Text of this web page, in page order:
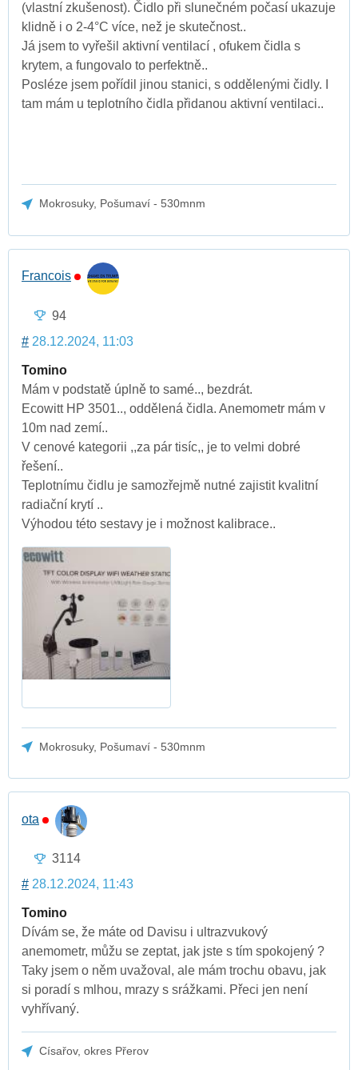
(vlastní zkušenost). Čidlo při slunečném počasí ukazuje
klidně i o 2-4°C více, než je skutečnost..
Já jsem to vyřešil aktivní ventilací , ofukem čidla s
krytem, a fungovalo to perfektně..
Posléze jsem pořídil jinou stanici, s oddělenými čidly. I
tam mám u teplotního čidla přidanou aktivní ventilaci..
Mokrosuky, Pošumaví - 530mnm
Francois
94
# 28.12.2024, 11:03
Tomino
Mám v podstatě úplně to samé.., bezdrát.
Ecowitt HP 3501.., oddělená čidla. Anemometr mám v
10m nad zemí..
V cenové kategorii ,,za pár tisíc,, je to velmi dobré
řešení..
Teplotnímu čidlu je samozřejmě nutné zajistit kvalitní
radiační krytí ..
Výhodou této sestavy je i možnost kalibrace..
Mokrosuky, Pošumaví - 530mnm
ota
3114
# 28.12.2024, 11:43
Tomino
Dívám se, že máte od Davisu i ultrazvukový
anemometr, můžu se zeptat, jak jste s tím spokojený ?
Taky jsem o něm uvažoval, ale mám trochu obavu, jak
si poradí s mlhou, mrazy s srážkami. Přeci jen není
vyhřívaný.
Císařov, okres Přerov